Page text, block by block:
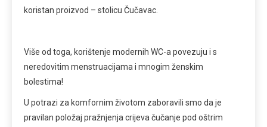
koristan proizvod – stolicu Čučavac.
Više od toga, korištenje modernih WC-a povezuju i s
neredovitim menstruacijama i mnogim ženskim
bolestima!
U potrazi za komfornim životom zaboravili smo da je
pravilan položaj pražnjenja crijeva čučanje pod oštrim